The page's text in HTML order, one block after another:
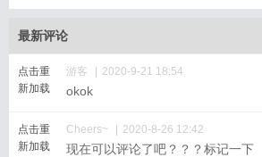
和选型
最新评论
点击重
新加载
游客 2020-9-21 18:54
okok
点击重
新加载
Cheers~ 2020-8-26 12:42
现在可以评论了吧？？？标记一下